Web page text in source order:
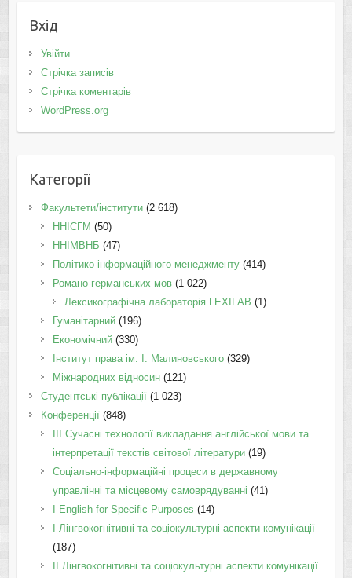
Вхід
Увійти
Стрічка записів
Стрічка коментарів
WordPress.org
Категорії
Факультети/інститути(2 618)
ННІСГМ (50)
ННІМВНБ (47)
Політико-інформаційного менеджменту(414)
Романо-германських мов(1 022)
Лексикографічна лабораторія LEXILAB (1)
Гуманітарний(196)
Економічний(330)
Інститут права ім. І. Малиновського(329)
Міжнародних відносин(121)
Студентські публікації(1 023)
Конференції(848)
III Сучасні технології викладання англійської мови та
інтерпретації текстів світової літератури(19)
Соціально-інформаційні процеси в державному
управлінні та місцевому самоврядуванні (41)
І English for Specific Purposes (14)
I Лінгвокогнітивні та соціокультурні аспекти комунікації
(187)
IІ Лінгвокогнітивні та соціокультурні аспекти комунікації